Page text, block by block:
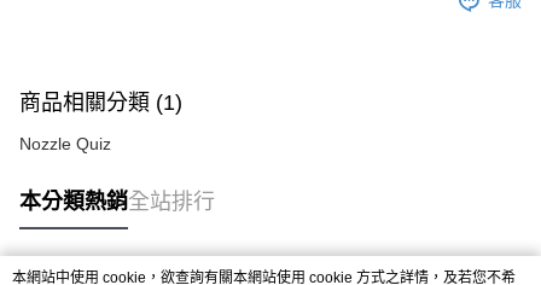
商品相關分類 (1)
Nozzle Quiz
本分類熱銷全站排行
本網站中使用 cookie，欲查詢有關本網站使用 cookie 方式之詳情，及若您不希